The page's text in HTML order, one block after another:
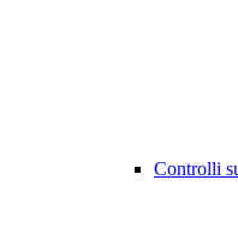
Controlli